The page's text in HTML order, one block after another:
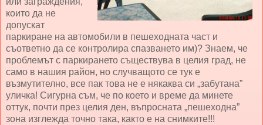
които да не
допускат
паркиране на автомобили в пешеходната част и
съответно да се контролира спазването им)? Знаем, че
проблемът с паркирането съществува в целия град, не
само в нашия район, но случващото се тук е
възмутително, все пак това не е някаква си „забутана”
уличка! Сигурна съм, че по което и време да минете
оттук, почти през целия ден, въпросната „пешеходна”
зона изглежда точно така, както е на снимките!!!